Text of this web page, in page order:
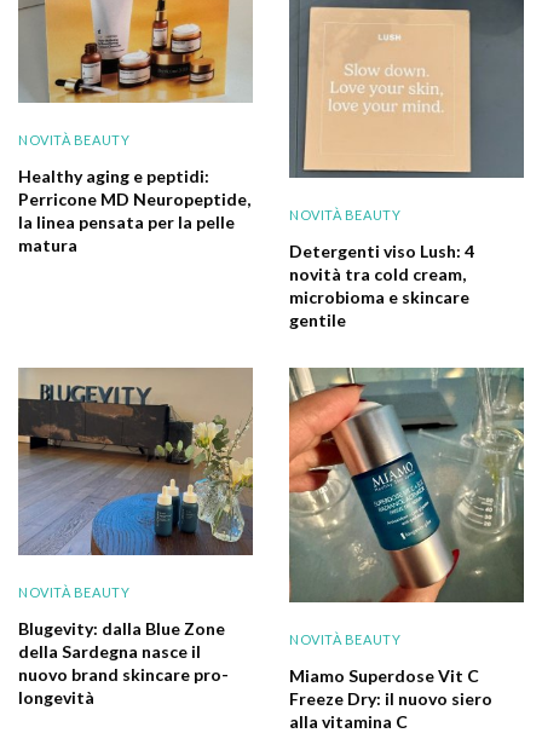
NOVITÀ BEAUTY
Healthy aging e peptidi:
Perricone MD Neuropeptide,
la linea pensata per la pelle
matura
NOVITÀ BEAUTY
Detergenti viso Lush: 4
novità tra cold cream,
microbioma e skincare
gentile
NOVITÀ BEAUTY
Blugevity: dalla Blue Zone
della Sardegna nasce il
nuovo brand skincare pro-
longevità
NOVITÀ BEAUTY
Miamo Superdose Vit C
Freeze Dry: il nuovo siero
alla vitamina C